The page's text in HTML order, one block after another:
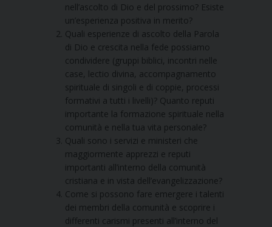
nell’ascolto di Dio e del prossimo? Esiste
un’esperienza positiva in merito?
Quali esperienze di ascolto della Parola
di Dio e crescita nella fede possiamo
condividere (gruppi biblici, incontri nelle
case, lectio divina, accompagnamento
spirituale di singoli e di coppie, processi
formativi a tutti i livelli)? Quanto reputi
importante la formazione spirituale nella
comunità e nella tua vita personale?
Quali sono i servizi e ministeri che
maggiormente apprezzi e reputi
importanti all’interno della comunità
cristiana e in vista dell’evangelizzazione?
Come si possono fare emergere i talenti
dei membri della comunità e scoprire i
differenti carismi presenti all’interno del